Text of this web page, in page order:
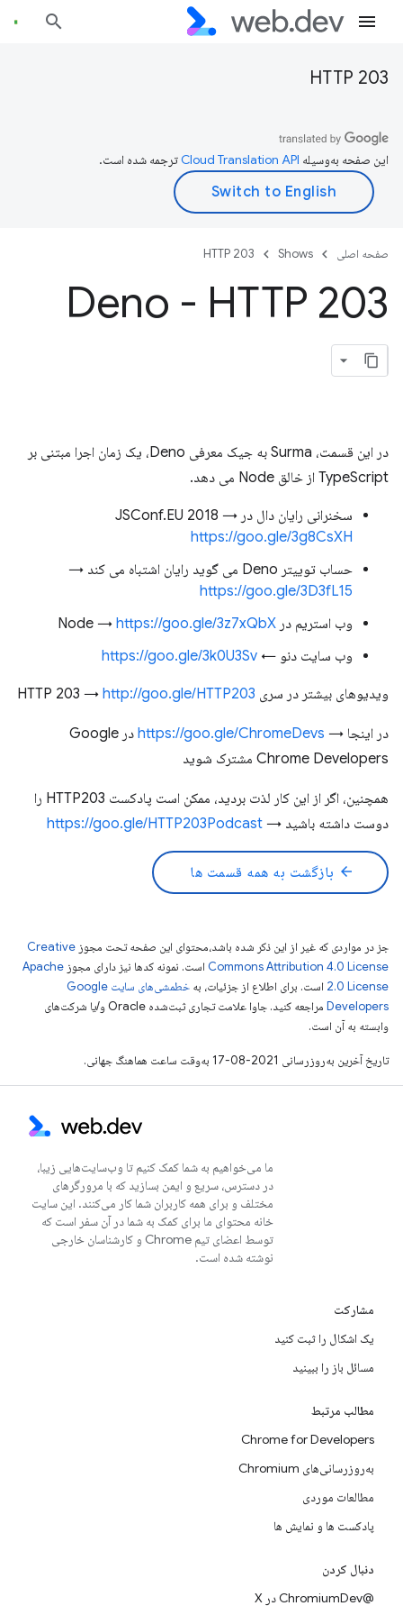
HTTP 203
این صفحه به‌وسیله ترجمه شده است.
صفحه اصلی Shows
HTTP 203
Deno - HTTP 203
در این قسمت، Surma به جیک معرفی Deno، یک زمان اجرا مبتنی بر
TypeScript از خالق Node می دهد.
سخنرانی رایان دال در JSConf.EU 2018 →
https://goo.gle/3g8CsXH
حساب توییتر Deno می گوید رایان اشتباه می کند →
https://goo.gle/3D3fL15
وب استریم در Node → https://goo.gle/3z7xQbX
وب سایت دنو ← https://goo.gle/3k0U3Sv
ویدیوهای بیشتر در سری HTTP 203 → http://goo.gle/HTTP203
در اینجا → https://goo.gle/ChromeDevs
در Google
Chrome Developers مشترک شوید
همچنین، اگر از این کار لذت بردید، ممکن است پادکست HTTP203 را
دوست داشته باشید → https://goo.gle/HTTP203Podcast
arrow_back بازگشت به همه قسمت ها
جز در مواردی که غیر از این ذکر شده باشد،‌محتوای این صفحه تحت مجوز Creative
Commons Attribution 4.0 License است. نمونه کدها نیز دارای مجوز Apache
2.0 License است. برای اطلاع از جزئیات، به
خطمشی‌های سایت Google
Developers‏
مراجعه کنید. جاوا علامت تجاری ثبت‌شده Oracle و/یا شرکت‌های
وابسته به آن است.
تاریخ آخرین به‌روزرسانی 2021-08-17 به‌وقت ساعت هماهنگ جهانی.
ما می‌خواهیم به شما کمک کنیم تا وب‌سایت‌هایی زیبا،
در دسترس، سریع و ایمن بسازید که با مرورگرهای
مختلف و برای همه کاربران شما کار می‌کنند. این سایت
خانه محتوای ما برای کمک به شما در آن سفر است که
توسط اعضای تیم Chrome و کارشناسان خارجی
نوشته شده است.
مشارکت
یک اشکال را ثبت کنید
مسائل باز را ببینید
مطالب مرتبط
Chrome for Developers
به‌روزرسانی‌های Chromium
مطالعات موردی
پادکست ها و نمایش ها
دنبال کردن
@ChromiumDev در X